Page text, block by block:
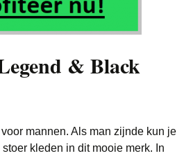
& Black
mannen. Als man zijnde kun je
kleden in dit mooie merk. In